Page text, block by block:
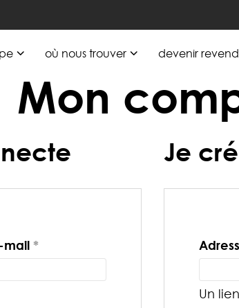
où nous trouver devenir
Mon
mail*
Je
Un